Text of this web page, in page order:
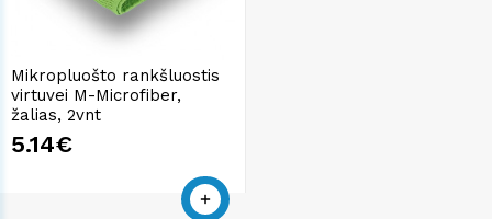
Mikropluošto rankšluostis
virtuvei M-Microfiber,
žalias, 2vnt
5.14€